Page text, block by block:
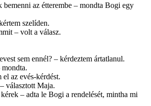
bemenni az étterembe – mondta Bogi egy
szelíden.
– volt a válasz.
sem ennél? – kérdeztem ártatlanul.
az evés-kérdést.
választott Maja.
– adta le Bogi a rendelését, mintha mi